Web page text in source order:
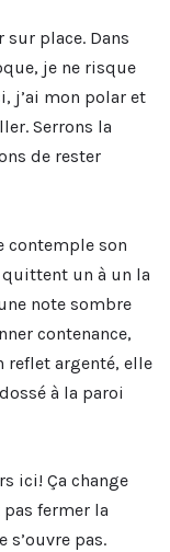
place. Dans
je ne risque
j’ai mon polar et
Serrons la
de rester
contemple son
un à un la
note sombre
contenance,
reflet argenté, elle
à la paroi
ici! Ça change
fermer la
s’ouvre pas.